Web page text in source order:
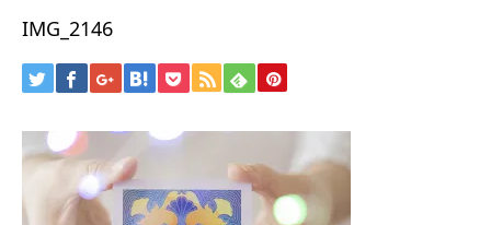
IMG_2146
お問い合わせ